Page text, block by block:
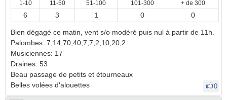
1-10 11-50 51-100 101-300 + de 300
6 3 1 0 0
Bien dégagé ce matin, vent s/o modéré puis nul à partir de 11h.
Palombes: 7,14,70,40,7,7,2,10,20,2
Musiciennes: 17
Draines: 53
Beau passage de petits et étourneaux
Belles volées d'alouettes
0